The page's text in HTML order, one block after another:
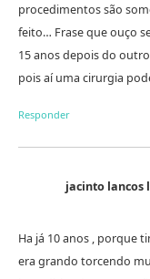
procedimentos são
feito… Frase que ouço
15 anos depois do
pois aí uma cirurgia
Responder
jacinto lancos
Ha já 10 anos , porque
era grando torcendo